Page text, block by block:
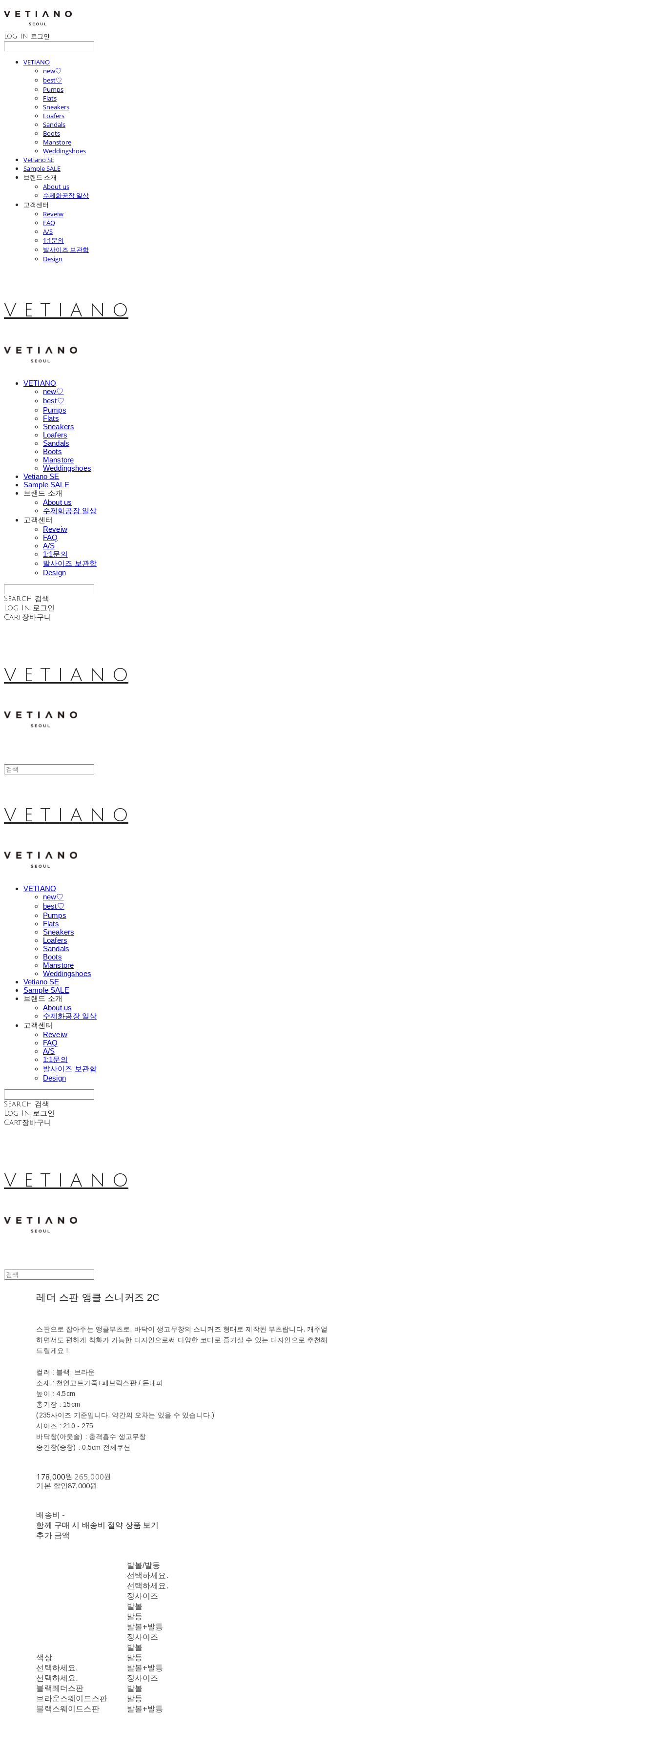
LOG IN 로그인
VETIANO
new♡
best♡
Pumps
Flats
Sneakers
Loafers
Sandals
Boots
Manstore
Weddingshoes
Vetiano SE
Sample SALE
브랜드 소개
About us
수제화공장 일상
고객센터
Reveiw
FAQ
A/S
1:1문의
발사이즈 보관함
Design
V E T I A N O
VETIANO
new♡
best♡
Pumps
Flats
Sneakers
Loafers
Sandals
Boots
Manstore
Weddingshoes
Vetiano SE
Sample SALE
브랜드 소개
About us
수제화공장 일상
고객센터
Reveiw
FAQ
A/S
1:1문의
발사이즈 보관함
Design
Search 검색
Log In 로그인
Cart장바구니
V E T I A N O
V E T I A N O
VETIANO
new♡
best♡
Pumps
Flats
Sneakers
Loafers
Sandals
Boots
Manstore
Weddingshoes
Vetiano SE
Sample SALE
브랜드 소개
About us
수제화공장 일상
고객센터
Reveiw
FAQ
A/S
1:1문의
발사이즈 보관함
Design
Search 검색
Log In 로그인
Cart장바구니
V E T I A N O
레더 스판 앵클 스니커즈 2C
스판으로 잡아주는 앵클부츠로, 바닥이 생고무창의 스니커즈 형태로 제작된 부츠랍니다. 캐주얼
하면서도 편하게 착화가 가능한 디자인으로써 다양한 코디로 즐기실 수 있는 디자인으로 추천해
드릴게요 !
컬러 : 블랙, 브라운
소재 : 천연고트가죽+패브릭스판 / 돈내피
높이 : 4.5cm
총기장 : 15cm
(235사이즈 기준입니다. 약간의 오차는 있을 수 있습니다.)
사이즈 : 210 - 275
바닥창(아웃솔) : 충격흡수 생고무창
중간창(중창) : 0.5cm 전체쿠션
178,000원 265,000원
기본 할인87,000원
배송비 -
함께 구매 시 배송비 절약 상품 보기
추가 금액
색상
선택하세요.
선택하세요.
블랙레더스판
브라운스웨이드스판
블랙스웨이드스판
발볼/발등
선택하세요.
선택하세요.
정사이즈
발볼
발등
발볼+발등
정사이즈
발볼
발등
발볼+발등
정사이즈
발볼
발등
발볼+발등